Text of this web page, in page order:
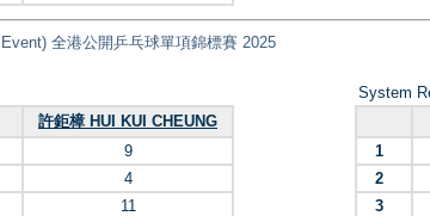
全港公開乒乓球單項錦標賽 2025
許鉅樟 HUI KUI CHEUNG
9
4
11
System
1
2
3